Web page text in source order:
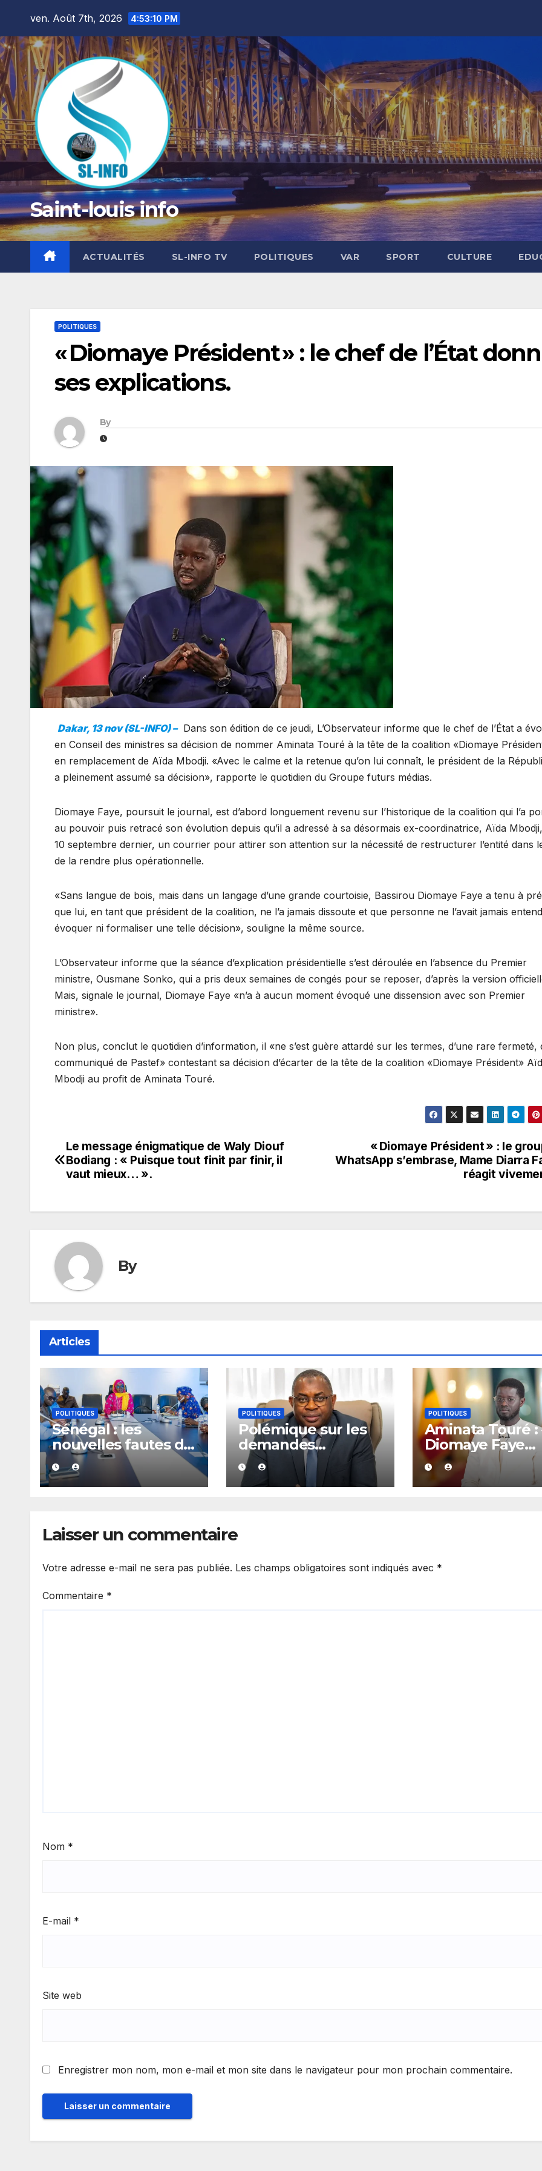
content
ven. Août 7th, 2026 4:53:11 PM
Saint-louis info
ACTUALITÉS SL-INFO TV POLITIQUES VAR SPORT CULTURE
POLITIQUES
« Diomaye Président » : le chef de l’État
ses explications.
By
Dakar, 13 nov (SL-INFO) – Dans son édition de ce jeudi, L’Observateur informe que le chef de l’État a
en Conseil des ministres sa décision de nommer Aminata Touré à la tête de la coalition «Diomaye
en remplacement de Aïda Mbodji. «Avec le calme et la retenue qu’on lui connaît, le président de la
a pleinement assumé sa décision», rapporte le quotidien du Groupe futurs médias.
Diomaye Faye, poursuit le journal, est d’abord longuement revenu sur l’historique de la coalition qui l’a
au pouvoir puis retracé son évolution depuis qu’il a adressé à sa désormais ex-coordinatrice, Aïda
10 septembre dernier, un courrier pour attirer son attention sur la nécessité de restructurer l’entité dans
de la rendre plus opérationnelle.
«Sans langue de bois, mais dans un langage d’une grande courtoisie, Bassirou Diomaye Faye a tenu à
que lui, en tant que président de la coalition, ne l’a jamais dissoute et que personne ne l’avait jamais
évoquer ni formaliser une telle décision», souligne la même source.
L’Observateur informe que la séance d’explication présidentielle s’est déroulée en l’absence du Premier
ministre, Ousmane Sonko, qui a pris deux semaines de congés pour se reposer, d’après la version
Mais, signale le journal, Diomaye Faye «n’a à aucun moment évoqué une dissension avec son Premier
ministre».
Non plus, conclut le quotidien d’information, il «ne s’est guère attardé sur les termes, d’une rare fermeté,
communiqué de Pastef» contestant sa décision d’écarter de la tête de la coalition «Diomaye Président»
Mbodji au profit de Aminata Touré.
Navigation
de
« Diomaye Président » : le
WhatsApp s’embrase, Mame Diarra
réagit
Le message énigmatique de Waly Diouf
Bodiang : « Puisque tout finit par finir, il
vaut mieux… ».
By
Articles
POLITIQUES
Sénégal : les
nouvelles fautes de
langage d’Amy
Mara provoquent
des réactions sur
POLITIQUES
Polémique sur les
demandes
d’explications :
Kiiray de Kolda
apporte son soutien
POLITIQUES
Aminata Touré :
Diomaye Faye
dispose de toute
l’année 2027
organiser les
Laisser un commentaire
Votre adresse e-mail ne sera pas publiée. Les champs obligatoires sont indiqués avec *
Commentaire *
Nom *
E-mail *
Site web
Enregistrer mon nom, mon e-mail et mon site dans le navigateur pour mon prochain commentaire.